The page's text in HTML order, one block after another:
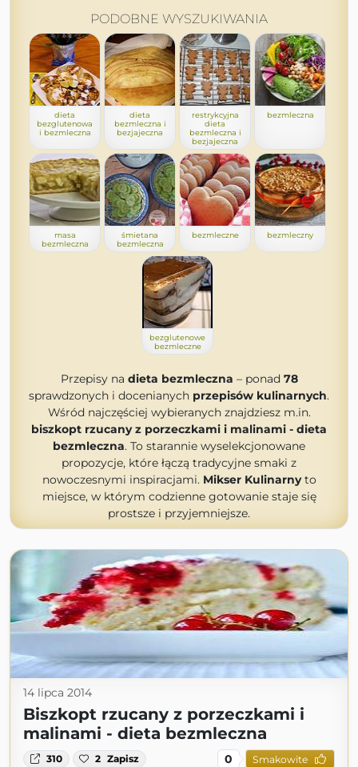
PODOBNE WYSZUKIWANIA
dieta
bezglutenowa
i bezmleczna
dieta
bezmleczna i
bezjajeczna
restrykcyjna
dieta
bezmleczna i
bezjajeczna
bezmleczna
masa
bezmleczna
śmietana
bezmleczna
bezmleczne bezmleczny
bezglutenowe
bezmleczne
Przepisy na dieta bezmleczna – ponad 78
sprawdzonych i docenianych przepisów kulinarnych.
Wśród najczęściej wybieranych znajdziesz m.in.
biszkopt rzucany z porzeczkami i malinami - dieta
bezmleczna. To starannie wyselekcjonowane
propozycje, które łączą tradycyjne smaki z
nowoczesnymi inspiracjami. Mikser Kulinarnyto
miejsce, w którym codzienne gotowanie staje się
prostsze i przyjemniejsze.
14 lipca 2014
Biszkopt rzucany z porzeczkami i
malinami - dieta bezmleczna
310 2 Zapisz 0 Smakowite